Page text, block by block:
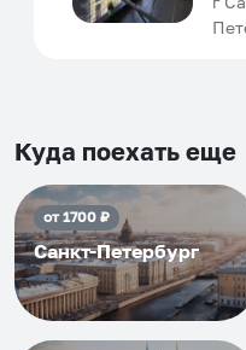
договориться,
приезжать еще...
Куда поехать еще
от1700₽
Санкт-Петербург